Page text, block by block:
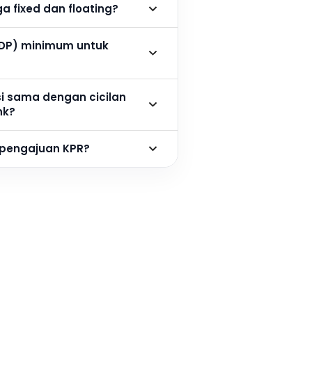
fixed dan floating?
minimum untuk
sama dengan cicilan
KPR?